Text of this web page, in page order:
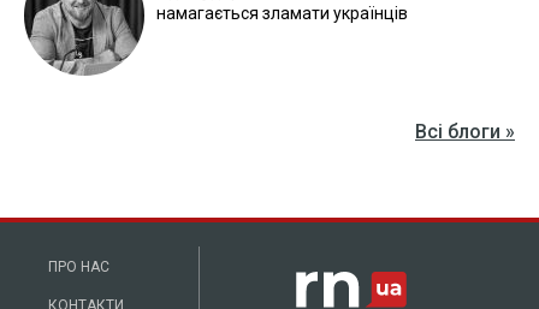
Бійці "Фенікса" ліквідували піхоту й бронетехніку ворога на
Всі відео »
ПУБЛІКАЦІЇ »